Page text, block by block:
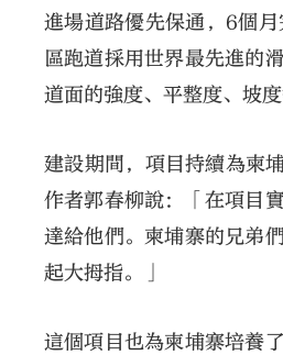
進場道路優先保通，6個
區跑道採用世界最先進的
道面的強度、平整度、坡度
建設期間，項目持續為柬
作者郭春柳說：「在項目
達給他們。柬埔寨的兄弟
起大拇指。」
這個項目也為柬埔寨培養